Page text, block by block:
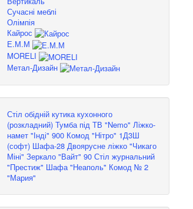
Сучасні меблі
Олімпія
Кайрос
Е.М.М
MORELI
Метал-Дизайн
Стіл обідній кутика кухонного
(розкладний) Тумба під ТВ "Nemo" Ліжко-
намет "Інді" 900 Комод "Нітро" 1Д3Ш
(софт) Шафа-28 Двоярусне ліжко "Чикаго
Міні" Зеркало "Вайт" 90 Стіл журнальний
"Престиж" Шафа "Неаполь" Комод № 2
"Мария"